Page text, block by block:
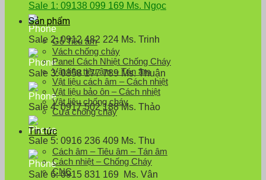
Sale 1: 09138 099 169 Ms. Ngọc
Sale 2: 0912 482 224 Ms. Trinh
Sale 3: 0858 177 789 Ms. Thuận
Sale 4: 0917 502 188 Ms. Thảo
Sale 5: 0916 236 409 Ms. Thu
Sale 6: 0915 831 169 Ms. Vân
Sản phẩm
Gỗ Tiêu âm
Vách chống cháy
Panel Cách Nhiệt Chống Cháy
Vật liệu tiêu âm – Tán âm
Vật liệu cách âm – Cách nhiệt
Vật liệu bảo ôn – Cách nhiệt
Vật liệu chống cháy
Cửa chống cháy
Tin tức
Cách âm – Tiêu âm – Tán âm
Cách nhiệt – Chống Cháy
CNC